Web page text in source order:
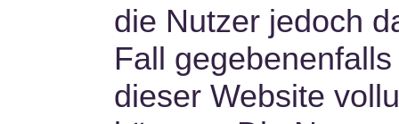
die Nutzer jedoch
Fall
dieser Website